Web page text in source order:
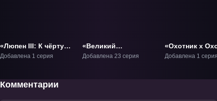
«Люпен III: К чёрту
Нострадамуса!»
Добавлена 1 серия
«Великий
притворщик» ТВ-1
Добавлена 23 серия
«Охотник х
Алая
Добавлена 1
Комментарии